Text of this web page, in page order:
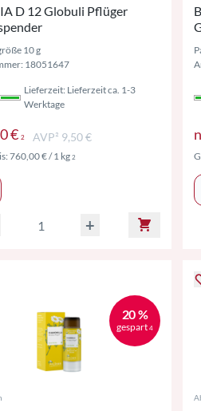
D 12 Globuli Pflüger
10 g
18051647
Lieferzeit: Lieferzeit ca. 1-3
Werktage
€ 2 Preise inkl. MwSt. ggf. zzgl.
AVP² 9,50 €
760,00 €/ 1 kg 2 Preise inkl. MwSt. ggf. zzgl.
+
20 %
gespart 4